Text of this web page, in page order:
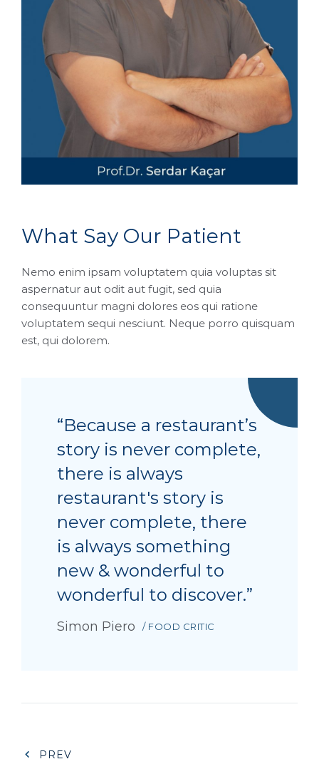
GENERAL SURGEON
What Say Our Patient
Nemo enim ipsam voluptatem quia voluptas sit
aspernatur aut odit aut fugit, sed quia
consequuntur magni dolores eos qui ratione
voluptatem sequi nesciunt. Neque porro quisquam
est, qui dolorem.
“Because a restaurant’s
story is never complete,
there is always
restaurant's story is
never complete, there
is always something
new & wonderful to
wonderful to discover.”
Simon Piero / FOOD CRITIC
PREV